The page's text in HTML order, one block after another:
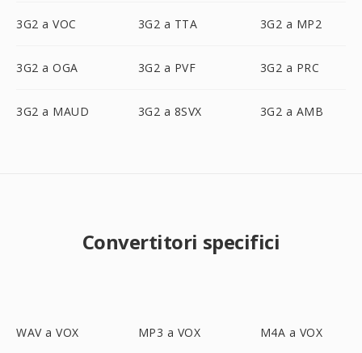
3G2 a VOC 3G2 a TTA 3G2 a MP2
3G2 a OGA 3G2 a PVF 3G2 a PRC
3G2 a MAUD 3G2 a 8SVX 3G2 a AMB
Convertitori specifici
WAV a VOX MP3 a VOX M4A a VOX